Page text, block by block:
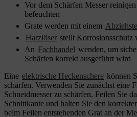
Vor dem Schärfen Messer
befeuchten
Grate werden mit einem
Harzlöser stellt Korrosionsschutz
An Fachhandel wenden, um
Schärfen korrekt ausgeführt wird
Eine elektrische Heckenschere können
schärfen. Verwenden Sie zunächst eine
Schneidmesser zu schärfen. Feilen Sie
Schnittkante und halten Sie den
beim Feilen entstehenden Grat an der